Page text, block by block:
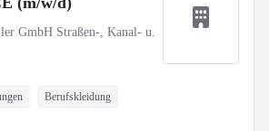
GmbH Straßen-, Kanal- u.
Berufskleidung